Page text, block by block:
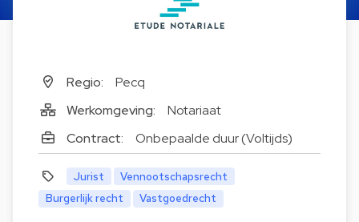
Regio:
Pecq
Werkomgeving:
Notariaat
Contract:
Onbepaalde duur (Voltijds)
Jurist
Vennootschapsrecht
Burgerlijk recht
Vastgoedrecht